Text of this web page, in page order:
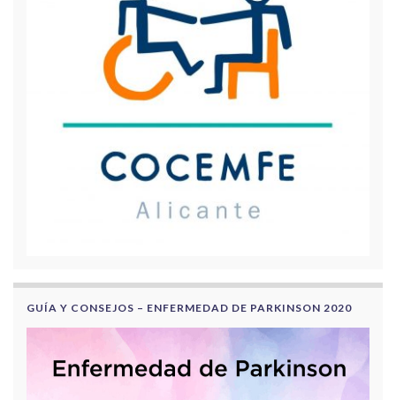
GUÍA Y CONSEJOS – ENFERMEDAD DE PARKINSON 2020